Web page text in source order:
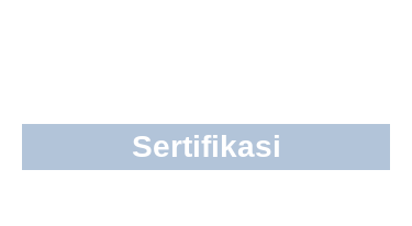
Sertifikasi
Berita